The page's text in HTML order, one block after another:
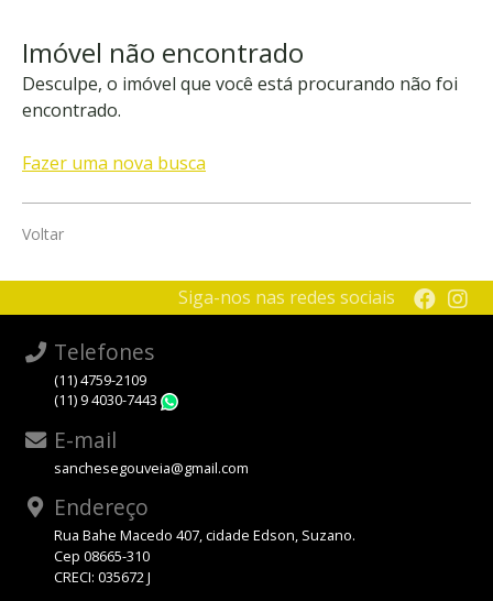
Imóvel não encontrado
Desculpe, o imóvel que você está procurando não foi
encontrado.
Fazer uma nova busca
Voltar
Siga-nos nas redes sociais
Telefones
(11) 4759-2109
(11) 9 4030-7443
E-mail
sanchesegouveia@gmail.com
Endereço
Rua Bahe Macedo 407, cidade Edson, Suzano.
Cep 08665-310
CRECI: 035672 J